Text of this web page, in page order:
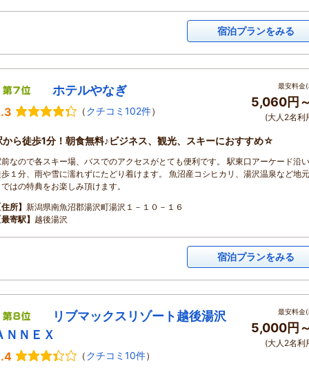
宿泊プランをみる
ホテルやなぎ
（クチコミ102件）
最安料金
5,060円～
(大人2名利
から徒歩1分！朝食無料♪ビジネス、観光、スキーにおすすめ☆
なので各スキー場、バスでのアクセスがとても便利です。 駅東口アーケード沿
１分、雨や雪に濡れずにたどり着けます。 魚沼産コシヒカリ、湯沢温泉など地
はの特典をお楽しみ頂けます。
所】 新潟県南魚沼郡湯沢町湯沢１－１０－１６
寄駅】 越後湯沢
宿泊プランをみる
リブマックスリゾート越後湯沢
ＮＮＥＸ
（クチコミ10件）
最安料金
5,000円～
(大人2名利